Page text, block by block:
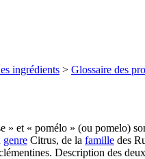
ingrédients > Glossaire des
» et « pomélo » (ou pomelo)
genre Citrus, de la famille des
Description des